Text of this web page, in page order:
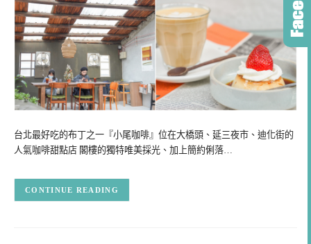
台北最好吃的布丁之一『小尾咖啡』位在大橋頭、延三夜市、迪化街的
人氣咖啡甜點店 閣樓的獨特唯美採光、加上簡約俐落…
CONTINUE READING